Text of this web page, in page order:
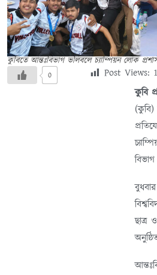
কুবিতে আন্তঃবিভাগ ভলিবলে চ্যাম্পিয়ন লোক
0 Post Views:
কুবি
(কুবি)
ছাত্র